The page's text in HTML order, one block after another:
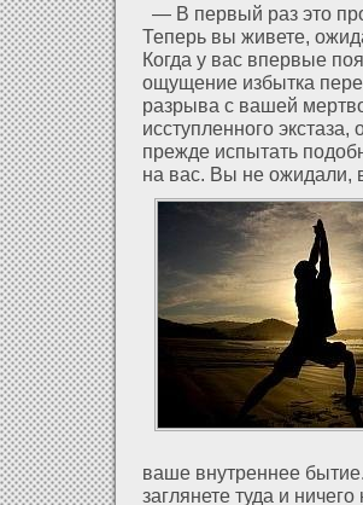
— В первый раз это
Теперь вы живете,
Когда у вас впервые
ощущение избытка
разрыва с вашей
исступленного
прежде испытать
на вас. Вы не ожидали,
ваше внутреннее
заглянете туда и